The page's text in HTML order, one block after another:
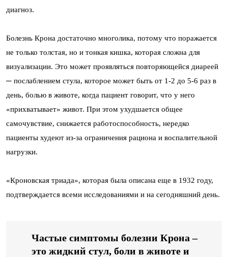
диагноз.
Болезнь Крона достаточно многолика, потому что поражается
не только толстая, но и тонкая кишка, которая сложна для
визуализации. Это может проявляться повторяющейся диареей
─ послаблением стула, которое может быть от 1-2 до 5-6 раз в
день, болью в животе, когда пациент говорит, что у него
«прихватывает» живот. При этом ухудшается общее
самочувствие, снижается работоспособность, нередко
пациенты худеют из-за ограничения рациона и воспалительной
нагрузки.
«Кроновская триада», которая была описана еще в 1932 году,
подтверждается всеми исследованиями и на сегодняшний день.
Частые симптомы болезни Крона –
это жидкий стул, боли в животе и